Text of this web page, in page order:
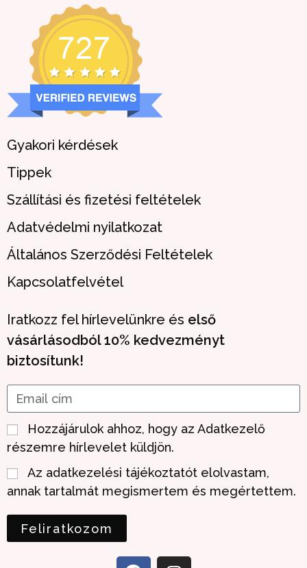
Gyakori kérdések
Tippek
Szállítási és fizetési feltételek
Adatvédelmi nyilatkozat
Általános Szerződési Feltételek
Kapcsolatfelvétel
Iratkozz fel hírlevelünkre és első
vásárlásodból 10% kedvezményt
biztosítunk!
Hozzájárulok ahhoz, hogy az Adatkezelő
részemre hírlevelet küldjön.
Az adatkezelési tájékoztatót elolvastam,
annak tartalmát megismertem és megértettem.
Feliratkozom